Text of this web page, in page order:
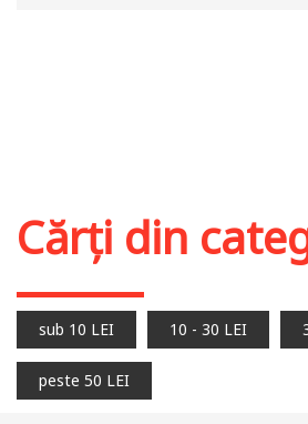
Cărți din
sub 10 LEI 10 - 30 LEI
peste 50 LEI